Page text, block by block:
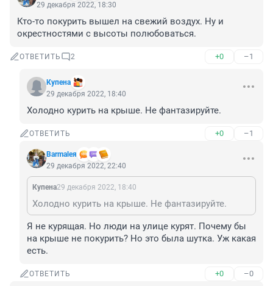
29 декабря 2022, 18:30
Кто-то покурить вышел на свежий воздух. Ну и
окрестностями с высоты полюбоваться.
ОТВЕТИТЬ 2 +0 –1
Купена
29 декабря 2022, 18:40
Холодно курить на крыше. Не фантазируйте.
ОТВЕТИТЬ +0 –1
Barmaleя
29 декабря 2022, 22:40
Купена29 декабря 2022, 18:40
Холодно курить на крыше. Не фантазируйте.
Я не курящая. Но люди на улице курят. Почему бы
на крыше не покурить? Но это была шутка. Уж какая
есть.
ОТВЕТИТЬ +0 –0